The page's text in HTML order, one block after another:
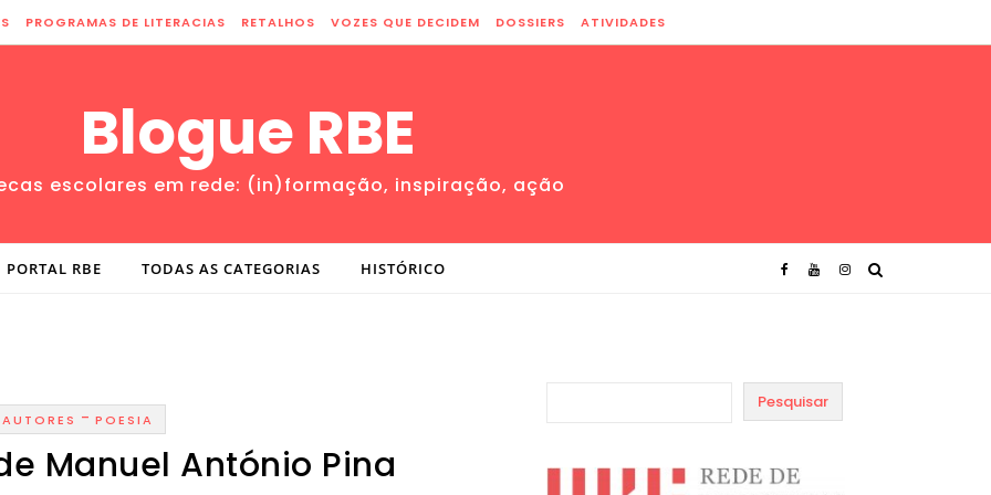
PROGRAMAS DE LITERACIAS RETALHOS VOZES QUE DECIDEM DOSSIERS ATIVIDADES
Blogue RBE
escolares em rede: (in)formação, inspiração, ação
PORTAL RBE TODAS AS CATEGORIAS HISTÓRICO
AUTORES - POESIA
Manuel António Pina
Pesquisar